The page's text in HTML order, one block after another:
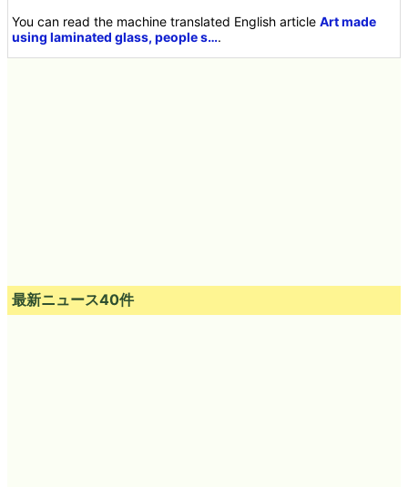
You can read the machine translated English articleArt made
using laminated glass, people s….
最新ニュース40件